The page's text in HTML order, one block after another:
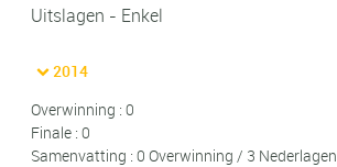
Uitslagen - Enkel
2014
Overwinning : 0
Finale : 0
Samenvatting : 0 Overwinning / 3 Nederlagen